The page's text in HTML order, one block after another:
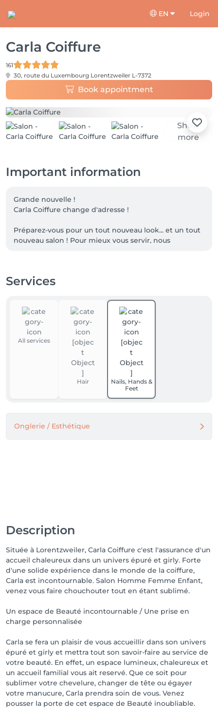
EN Login
Carla Coiffure
161
30, route du Luxembourg Lorentzweiler L-7372
Book appointment
Show
more
Important information
Grande nouvelle !
Carla Coiffure change d'adresse !
Préparez-vous pour un tout nouveau look... et un tout
nouveau salon ! Pour mieux vous servir, nous
et très accueillant, à partir du 1er octobre 2025.
30, Route de Luxembourg
L-7372 Lorentzweiler
Tel:26.19.02.24
Même équipe passionnée, même qualité de service,
mais un tout nouveau lieu pour vous chouchouter.
On a hâte de vous y retrouver !
Services
All services
Hair
Nails, Hands &
Feet
Onglerie / Esthétique
Description
Située à Lorentzweiler, Carla Coiffure c'est l'assurance d'un
accueil chaleureux dans un univers épuré et girly. Forte
d'une solide expérience dans le monde de la coiffure,
Carla est incontournable. Salon Homme Femme Enfant,
venez vous faire chouchouter tout en étant sublimé.
Un espace de Beauté incontournable / Une prise en
charge personnalisée
Carla se fera un plaisir de vous accueillir dans son univers
épuré et girly et mettra tout son savoir-faire au service de
votre beauté. En effet, un espace lumineux, chaleureux et
un accueil familial vous ait reservé. Que ce soit pour
sublimer votre chevelure, changer de tête ou égayer
votre manucure, Carla prendra soin de vous. Venez
pousser la porte de cet espace de Beauté inoubliable.